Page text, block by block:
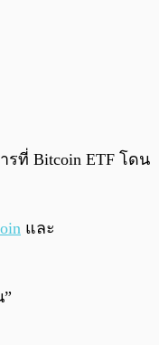
ที่ Bitcoin ETF โดน
และ